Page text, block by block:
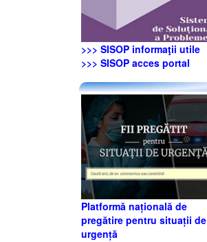
>>> SISOP informaţii utile
>>> SISOP acces portal
Platformă națională de
pregătire pentru situații de
urgență